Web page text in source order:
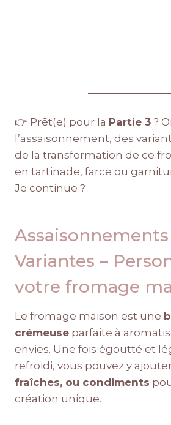
👉 Prêt(e) pour la Partie 3 ?
l’assaisonnement, des
de la transformation de ce
en tartinade, farce ou
Je continue ?
Assaisonnements
Variantes –
votre fromage
Le fromage maison est une
crémeuse parfaite à
envies. Une fois égoutté et
refroidi, vous pouvez y
fraîches, ou condiments
création unique.